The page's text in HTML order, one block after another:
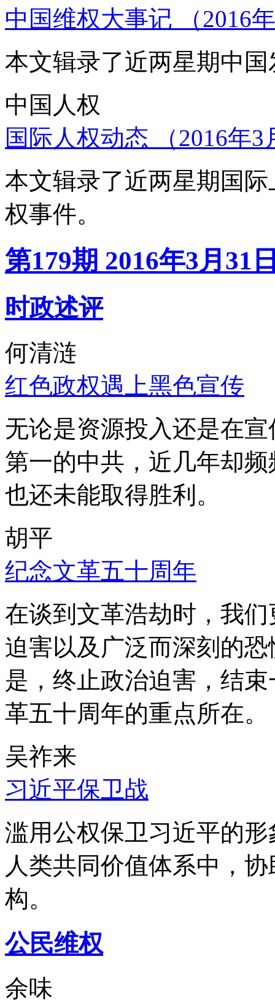
中国维权大事记 （2016
本文辑录了近两星期中
中国人权
国际人权动态 （2016年
本文辑录了近两星期国
权事件。
第179期 2016年3月31
时政述评
何清涟
红色政权遇上黑色宣传
无论是资源投入还是在
第一的中共，近几年却
也还未能取得胜利。
胡平
纪念文革五十周年
在谈到文革浩劫时，我
迫害以及广泛而深刻的
是，终止政治迫害，结
革五十周年的重点所在。
吴祚来
习近平保卫战
滥用公权保卫习近平的
人类共同价值体系中，
构。
公民维权
余味